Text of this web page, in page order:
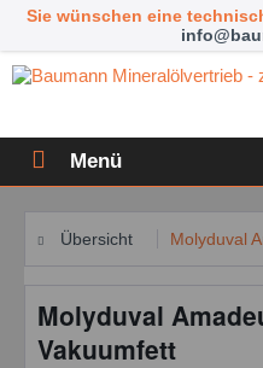
Sie wünschen eine
Menü
Übersicht Molyduval
Molyduval
Vakuumfett